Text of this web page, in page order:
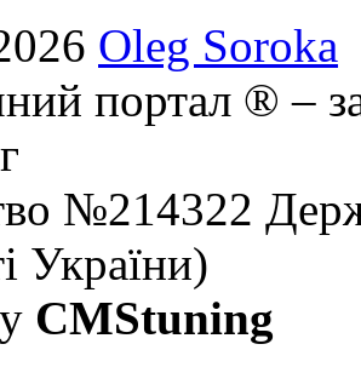
Oleg Soroka
портал ® –
№214322
України)
CMStuning